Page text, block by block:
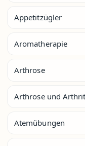
Appetitzügler
Aromatherapie
Arthrose
Arthrose und
Atemübungen